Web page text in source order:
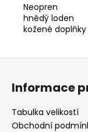
Neopren
hnědý loden
kožené doplňky
Z
Informace
Tabulka velikostí
Obchodní